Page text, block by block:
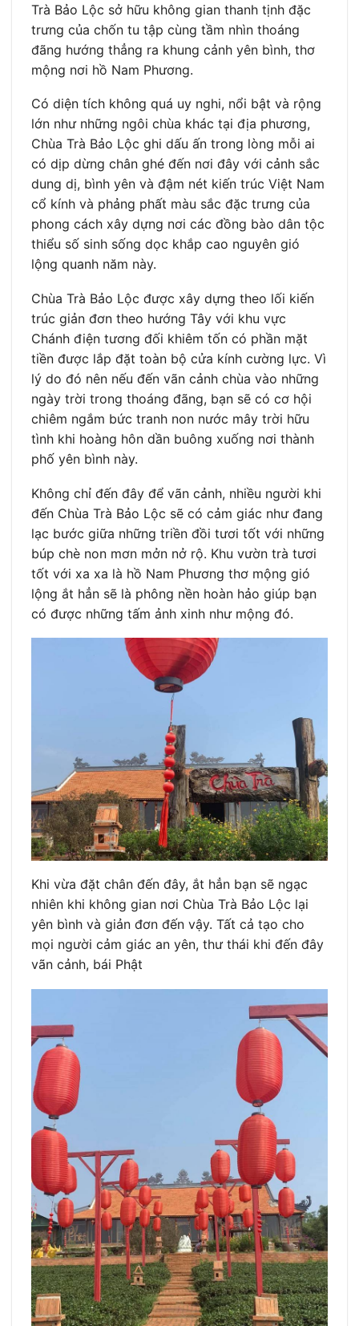
Trà Bảo Lộc sở hữu không gian thanh tịnh đặc
trưng của chốn tu tập cùng tầm nhìn thoáng
đãng hướng thẳng ra khung cảnh yên bình, thơ
mộng nơi hồ Nam Phương.
Có diện tích không quá uy nghi, nổi bật và rộng
lớn như những ngôi chùa khác tại địa phương,
Chùa Trà Bảo Lộc ghi dấu ấn trong lòng mỗi ai
có dịp dừng chân ghé đến nơi đây với cảnh sắc
dung dị, bình yên và đậm nét kiến trúc Việt Nam
cổ kính và phảng phất màu sắc đặc trưng của
phong cách xây dựng nơi các đồng bào dân tộc
thiểu số sinh sống dọc khắp cao nguyên gió
lộng quanh năm này.
Chùa Trà Bảo Lộc được xây dựng theo lối kiến
trúc giản đơn theo hướng Tây với khu vực
Chánh điện tương đối khiêm tốn có phần mặt
tiền được lắp đặt toàn bộ cửa kính cường lực. Vì
lý do đó nên nếu đến vãn cảnh chùa vào những
ngày trời trong thoáng đãng, bạn sẽ có cơ hội
chiêm ngắm bức tranh non nước mây trời hữu
tình khi hoàng hôn dần buông xuống nơi thành
phố yên bình này.
Không chỉ đến đây để vãn cảnh, nhiều người khi
đến Chùa Trà Bảo Lộc sẽ có cảm giác như đang
lạc bước giữa những triền đồi tươi tốt với những
búp chè non mơn mởn nở rộ. Khu vườn trà tươi
tốt với xa xa là hồ Nam Phương thơ mộng gió
lộng ắt hẳn sẽ là phông nền hoàn hảo giúp bạn
có được những tấm ảnh xinh như mộng đó.
Khi vừa đặt chân đến đây, ắt hẳn bạn sẽ ngạc
nhiên khi không gian nơi Chùa Trà Bảo Lộc lại
yên bình và giản đơn đến vậy. Tất cả tạo cho
mọi người cảm giác an yên, thư thái khi đến đây
vãn cảnh, bái Phật